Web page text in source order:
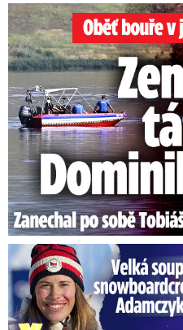
Oběť bouře v jezeru Most:
Velká soupeřka Adamczykové: